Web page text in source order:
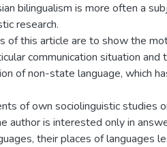
bilingualism is more often a
research.
of this article are to show the
communication situation
of non-state language, which
of own sociolinguistic studies
author is interested only in
their places of languages